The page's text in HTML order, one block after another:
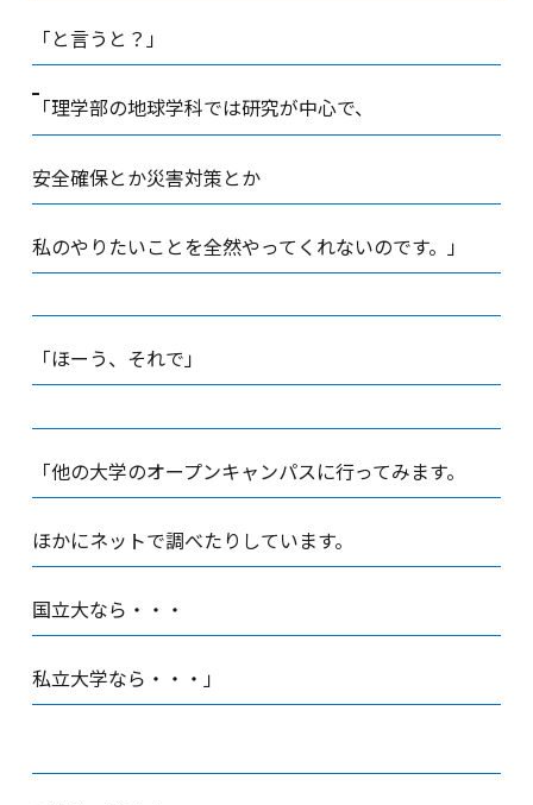
「と言うと？」
「理学部の地球学科では研究が中心で、
安全確保とか災害対策とか
私のやりたいことを全然やってくれないのです。」
「ほーう、それで」
「他の大学のオープンキャンパスに行ってみます。
ほかにネットで調べたりしています。
国立大なら・・・
私立大学なら・・・」